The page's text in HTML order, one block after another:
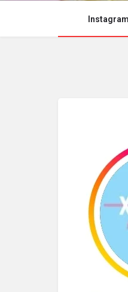
Instagram